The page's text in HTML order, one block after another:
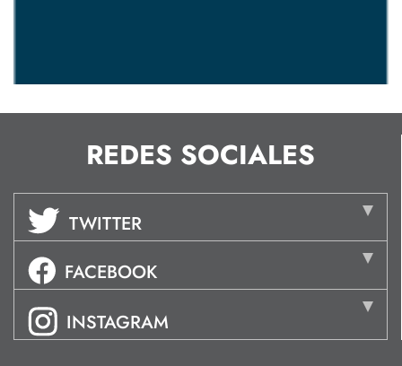
REDES SOCIALES
TWITTER
FACEBOOK
INSTAGRAM